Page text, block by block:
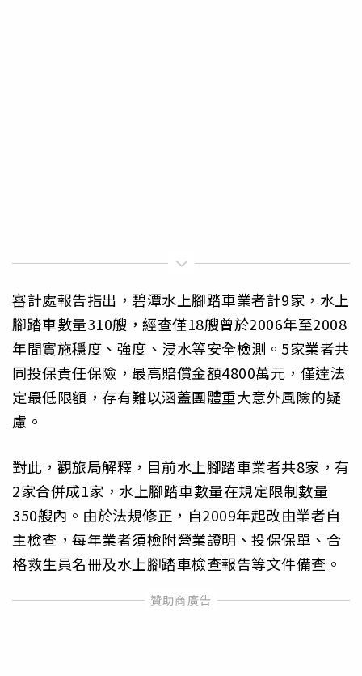
審計處報告指出，碧潭水上腳踏車業者計9家，水上
腳踏車數量310艘，經查僅18艘曾於2006年至2008
年間實施穩度、強度、浸水等安全檢測。5家業者共
同投保責任保險，最高賠償金額4800萬元，僅達法
定最低限額，存有難以涵蓋團體重大意外風險的疑
慮。
對此，觀旅局解釋，目前水上腳踏車業者共8家，有
2家合併成1家，水上腳踏車數量在規定限制數量
350艘內。由於法規修正，自2009年起改由業者自
主檢查，每年業者須檢附營業證明、投保保單、合
格救生員名冊及水上腳踏車檢查報告等文件備查。